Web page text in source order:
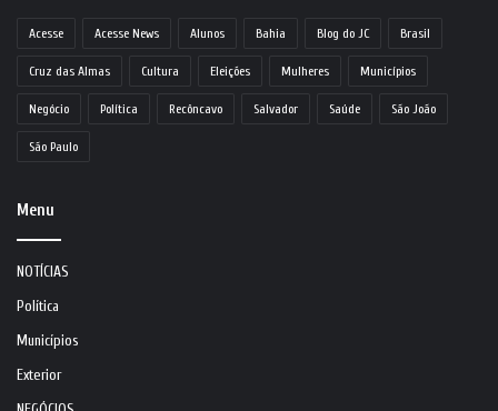
Acesse Acesse News Alunos Bahia Blog do JC Brasil
Cruz das Almas Cultura Eleições Mulheres Municípios
Negócio Política Recôncavo Salvador Saúde São João
São Paulo
Menu
NOTÍCIAS
Política
Municípios
Exterior